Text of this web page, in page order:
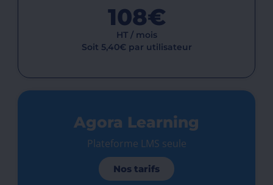
108€
HT / mois
Soit 5,40€ par utilisateur
Agora Learning
Plateforme LMS seule
Nos tarifs